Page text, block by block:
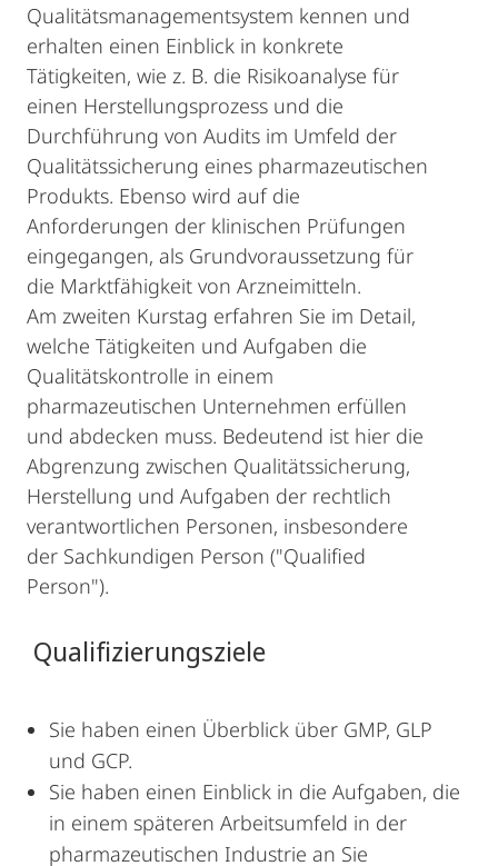
Qualitätsmanagementsystem kennen und
erhalten einen Einblick in konkrete
Tätigkeiten, wie z. B. die Risikoanalyse für
einen Herstellungsprozess und die
Durchführung von Audits im Umfeld der
Qualitätssicherung eines pharmazeutischen
Produkts. Ebenso wird auf die
Anforderungen der klinischen Prüfungen
eingegangen, als Grundvoraussetzung für
die Marktfähigkeit von Arzneimitteln.
Am zweiten Kurstag erfahren Sie im Detail,
welche Tätigkeiten und Aufgaben die
Qualitätskontrolle in einem
pharmazeutischen Unternehmen erfüllen
und abdecken muss. Bedeutend ist hier die
Abgrenzung zwischen Qualitätssicherung,
Herstellung und Aufgaben der rechtlich
verantwortlichen Personen, insbesondere
der Sachkundigen Person ("Qualified
Person").
Qualifizierungsziele
Sie haben einen Überblick über GMP, GLP
und GCP.
Sie haben einen Einblick in die Aufgaben, die
in einem späteren Arbeitsumfeld in der
pharmazeutischen Industrie an Sie